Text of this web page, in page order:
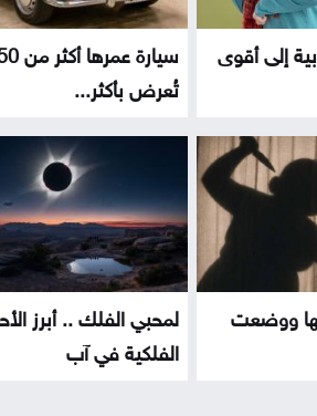
إلى أقوى
تُعرض بأكثر...
ووضعت
لمحبي الفلك .. أبرز
الفلكية في آب